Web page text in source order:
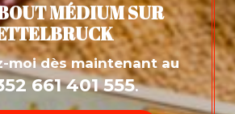
MÉDIUM SUR
moi dès maintenant au
661 401 555.